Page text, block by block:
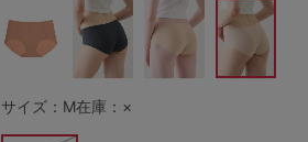
お気に入り
サイズ：M在庫：×